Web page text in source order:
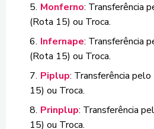
Monferno: Transferência
(Rota 15) ou Troca.
Infernape: Transferência
(Rota 15) ou Troca.
Piplup: Transferência
15) ou Troca.
Prinplup: Transferência
15) ou Troca.